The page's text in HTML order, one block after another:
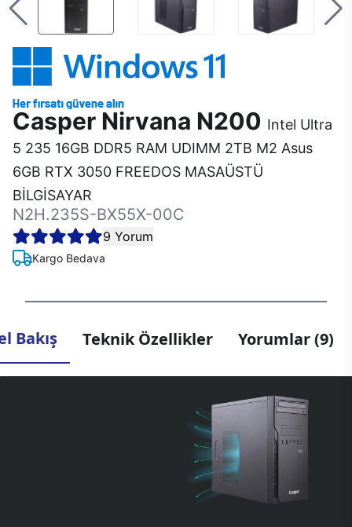
Casper Nirvana N200 Intel Ultra
5 235 16GB DDR5 RAM UDIMM 2TB M2 Asus
6GB RTX 3050 FREEDOS MASAÜSTÜ
BİLGİSAYAR
N2H.235S-BX55X-00C
9 Yorum
Kargo Bedava
Bakış Teknik Özellikler Yorumlar (9)